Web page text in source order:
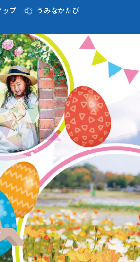
ップ
うみなかたび